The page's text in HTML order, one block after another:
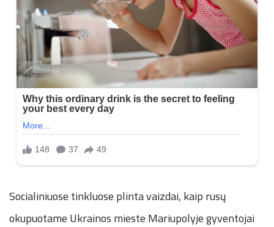
Socialiniuose tinkluose plinta vaizdai, kaip rusų
okupuotame Ukrainos mieste Mariupolyje gyventojai